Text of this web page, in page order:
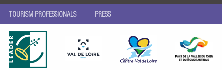
TOURISM PROFESSIONALS PRESS